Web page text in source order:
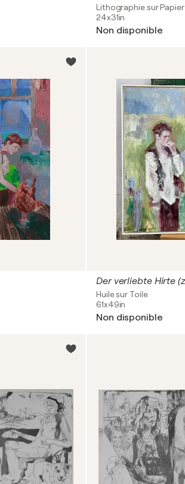
Lithographie sur Papier
24x31in
Non disponible
Huile sur Toile
61x49in
Non disponible